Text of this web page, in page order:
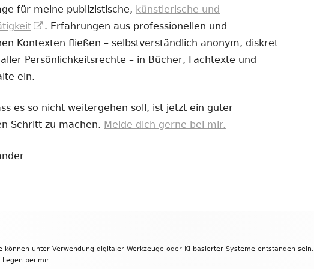
für meine publizistische, künstlerische und
In
neuem
Fenster
. Erfahrungen aus professionellen und
Kontexten fließen – selbstverständlich anonym, diskret
Persönlichkeitsrechte – in Bücher, Fachtexte und
ein.
es so nicht weitergehen soll, ist jetzt ein guter
Schritt zu machen. Melde dich gerne bei mir.
können unter Verwendung digitaler Werkzeuge oder KI-basierter Systeme entstanden sein.
liegen bei mir.